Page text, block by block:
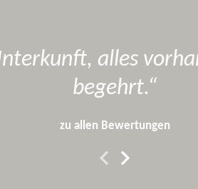
alles
begehrt.
zu allen Bewertungen